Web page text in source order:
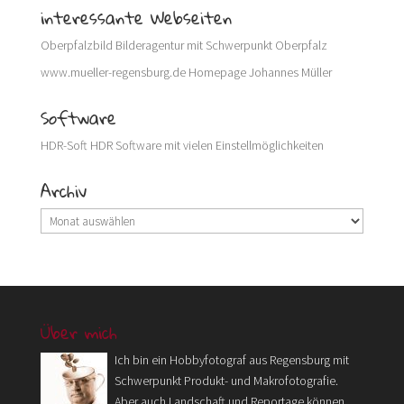
interessante Webseiten
Oberpfalzbild Bilderagentur mit Schwerpunkt Oberpfalz
www.mueller-regensburg.deHomepage Johannes Müller
Software
HDR-SoftHDR Software mit vielen Einstellmöglichkeiten
Archiv
Archiv
Über mich
Ich bin ein Hobbyfotograf aus Regensburg mit
Schwerpunkt Produkt- und Makrofotografie.